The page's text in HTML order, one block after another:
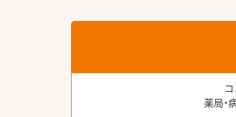
薬局・